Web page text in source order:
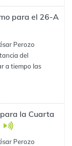
para el 26-A
Perozo
del
a tiempo las
la Cuarta
Perozo